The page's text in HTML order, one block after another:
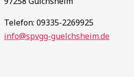
Telefon: 09335-2269925
info@spvgg-guelchsheim.de